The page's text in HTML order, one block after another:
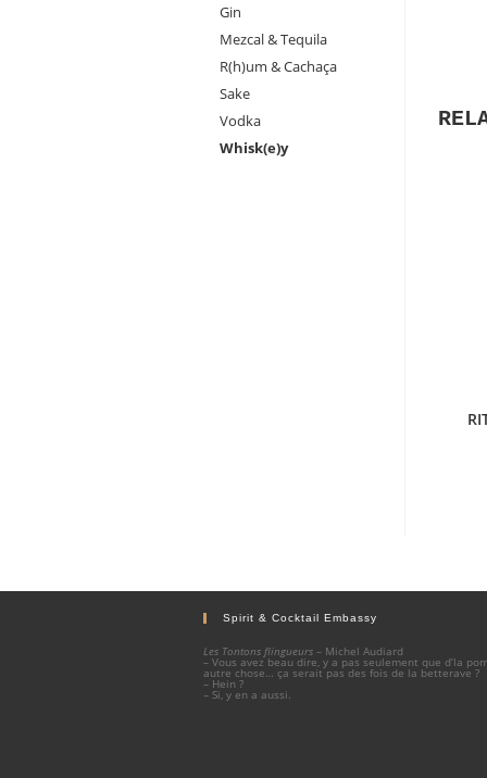
Gin
Mezcal & Tequila
R(h)um & Cachaça
Sake
Vodka
Whisk(e)y
Spirit & Cocktail Embassy
Les Tontons flingueurs – Michel Audiard
– Vous avez beau dire, y a pas seulement que d’la
autre chose… ça serait pas des fois de la betterave ?
– Hein ?
– Si, y en a aussi.